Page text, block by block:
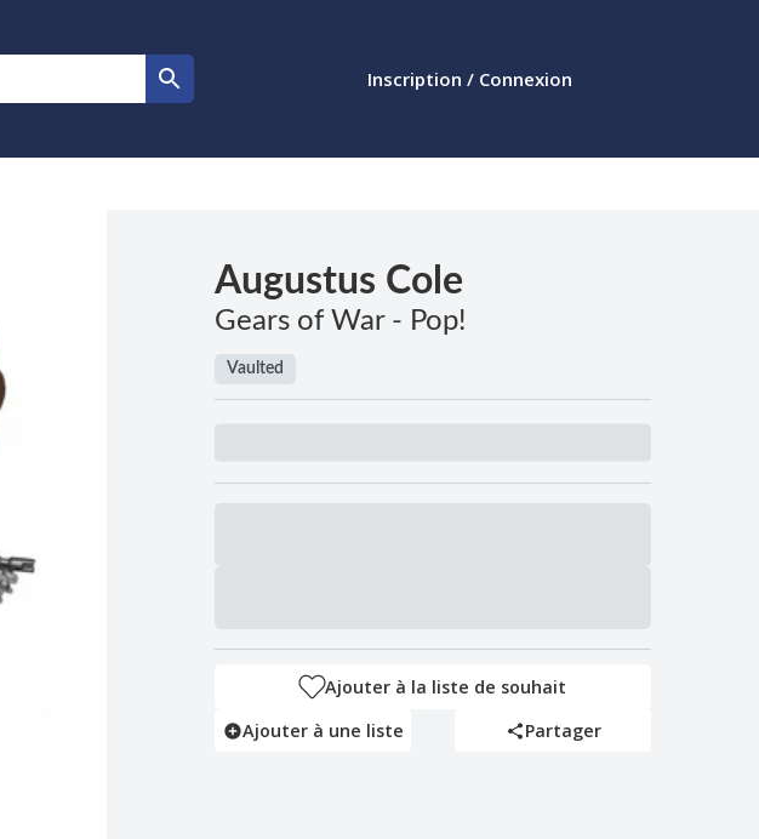
Inscription / Connexion
Augustus Cole
Gears of War - Pop!
Vaulted
Ajouter à la liste de souhait
Ajouter à une liste
Partager